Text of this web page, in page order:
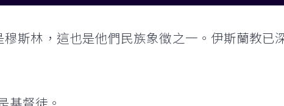
斯林，這也是他們民族象徵之一。伊斯蘭教已
基督徒。